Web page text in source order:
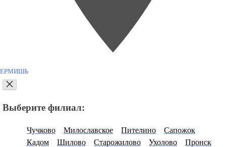
ЕРМИШЬ
Выберите филиал:
Чучково Милославское Пителино
Сапожок
Кадом
Шилово Старожилово Ухолово Пронск